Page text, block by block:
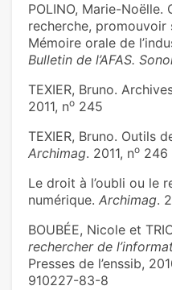
POLINO, Marie-Noëlle.
recherche, promouvoir
Mémoire orale de
Bulletin de l’AFAS.
TEXIER, Bruno.
2011, no 245
TEXIER, Bruno. Outils
Archimag. 2011, no 246
Le droit à l’oubli ou le
numérique. Archimag.
BOUBÉE, Nicole et
rechercher de
Presses de l’enssib,
910227-83-8